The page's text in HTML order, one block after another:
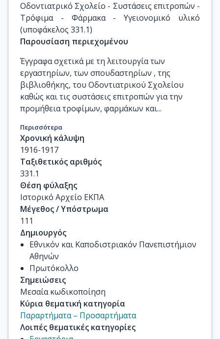
Οδοντιατρικό Σχολείο - Συστάσεις επιτροπών -
Τρόφιμα - Φάρμακα - Υγειονομικό υλικό
(υποφάκελος 331.1)
Παρουσίαση περιεχομένου
Έγγραφα σχετικά με τη λειτουργία των
εργαστηρίων, των σπουδαστηρίων , της
βιβλιοθήκης, του Οδοντιατρικού Σχολείου
καθώς και τις συστάσεις επιτροπών για την
προμήθεια τροφίμων, φαρμάκων και...
Περισσότερα
Χρονική κάλυψη
1916-1917
Ταξιθετικός αριθμός
331.1
Θέση φύλαξης
Ιστορικό Αρχείο ΕΚΠΑ
Μέγεθος / Υπόστρωμα
111
Δημιουργός
Εθνικόν και Καποδιστριακόν Πανεπιστήμιον
Αθηνών
Πρωτόκολλο
Σημειώσεις
Μεσαία κωδικοποίηση
Κύρια θεματική κατηγορία
Παραρτήματα – Προσαρτήματα
Λοιπές θεματικές κατηγορίες